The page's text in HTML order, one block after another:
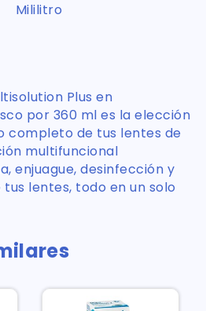
Mililitro
Plus en
por 360 ml es la elección
completo de tus lentes de
multifuncional
enjuague, desinfección y
lentes, todo en un solo